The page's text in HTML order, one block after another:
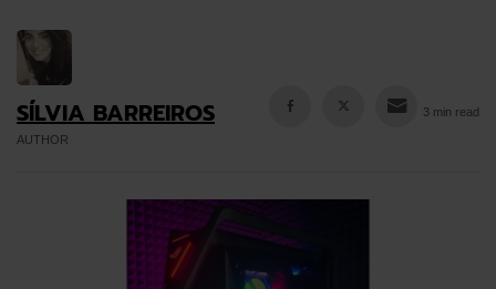
SÍLVIA BARREIROS
AUTHOR
3 min read